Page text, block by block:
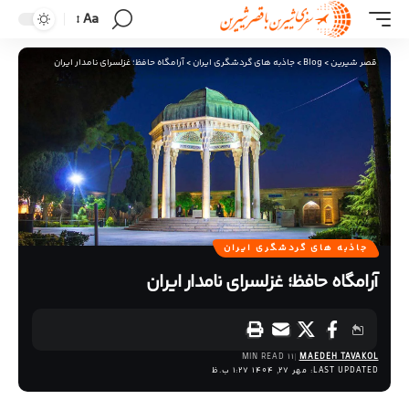
Aa
قصر شیرین>
Blog
>جاذبه های گردشگری ایران>آرامگاه حافظ؛ غزلسرای نامدار ایران
جاذبه های گردشگری ایران
آرامگاه حافظ؛ غزلسرای نامدار ایران
LAST UPDATED: مهر 27, 1404 1:27 ب.ظ
MAEDEH TAVAKOL
11 MIN READ